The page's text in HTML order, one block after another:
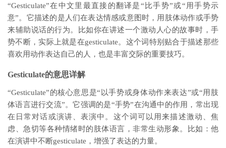
“Gesticulate”在中文里最直接的翻译是“比手势”或“用手势示
意”。它描述的是人们在表达情感或意图时，用肢体动作或手势
来辅助说话的行为。比如你在讲述一个激动人心的故事时，手
势不断，实际上就是在gesticulate。这个词特别贴合于描述那些
喜欢用动作表达自己的人，也是丰富交际的重要技巧。
Gesticulate的意思详解
“Gesticulate”的核心意思是“以手势或身体动作来表达”或“用肢
体语言进行交流”。它强调的是“手势”在沟通中的作用，常出现
在日常对话或演讲、表演中。这个词可以用来描述激动、焦
虑、急切等各种情绪时的肢体语言，非常生动形象。比如：他
在演讲中不断gesticulate，增强了表达的力量。